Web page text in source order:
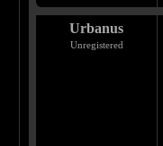
Urbanus
Unregistered